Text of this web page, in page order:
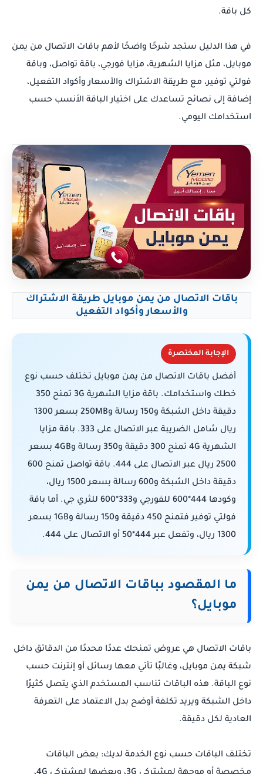
كل باقة.
في هذا الدليل ستجد شرحًا واضحًا لأهم باقات الاتصال من يمن
موبايل، مثل مزايا الشهرية، مزايا فورجي، باقة تواصل، وباقة
فولتي توفير، مع طريقة الاشتراك والأسعار وأكواد التفعيل،
إضافة إلى نصائح تساعدك على اختيار الباقة الأنسب حسب
استخدامك اليومي.
باقات الاتصال من يمن موبايل طريقة الاشتراك
والأسعار وأكواد التفعيل
الإجابة المختصرة
أفضل باقات الاتصال من يمن موبايل تختلف حسب نوع
خطك واستخدامك. باقة مزايا الشهرية 3G تمنح 350
دقيقة داخل الشبكة و150 رسالة و250MB بسعر 1300
ريال شامل الضريبة عبر الاتصال على 333. باقة مزايا
الشهرية 4G تمنح 300 دقيقة و350 رسالة و4GB بسعر
2500 ريال عبر الاتصال على 444. باقة تواصل تمنح 600
دقيقة داخل الشبكة و600 رسالة بسعر 1500 ريال،
وكودها 444*600 للفورجي و333*600 للثري جي. أما باقة
فولتي توفير فتمنح 450 دقيقة و150 رسالة و1GB بسعر
1300 ريال، وتفعل عبر 444*50 أو الاتصال على 444.
ما المقصود بباقات الاتصال من يمن
موبايل؟
باقات الاتصال هي عروض تمنحك عددًا محددًا من الدقائق داخل
شبكة يمن موبايل، وغالبًا تأتي معها رسائل أو إنترنت حسب
نوع الباقة. هذه الباقات تناسب المستخدم الذي يتصل كثيرًا
داخل الشبكة ويريد تكلفة أوضح بدل الاعتماد على التعرفة
العادية لكل دقيقة.
تختلف الباقات حسب نوع الخدمة لديك: بعض الباقات